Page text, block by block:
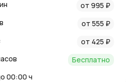
от 995 ₽
от 555 ₽
от 425 ₽
Бесплатно
00:00 ч